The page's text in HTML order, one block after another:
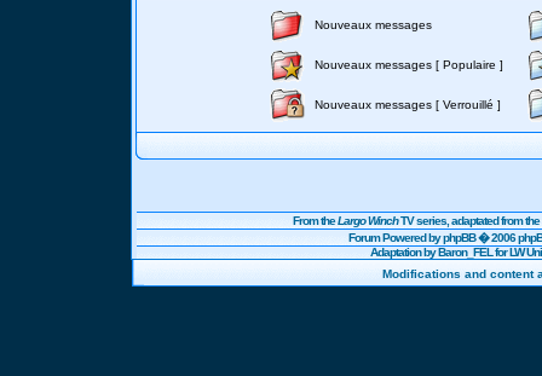
Nouveaux messages
Nouveaux messages [ Populaire ]
Nouveaux messages [ Verrouillé ]
From theLargo WinchTV series, adaptated from
Forum Powered byphpBB� 2006
Adaptation by Baron_FEL for LW
Modifications and content